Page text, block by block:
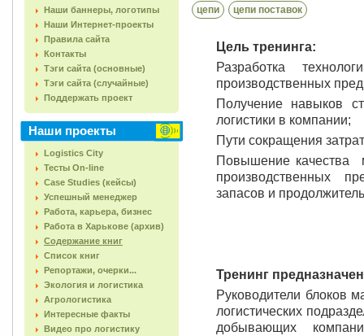
Наши баннеры, логотипы
Наши Интернет-проекты
Правила сайта
Контакты
Тэги сайта (основные)
Тэги сайта (случайные)
Поддержать проект
Наши проекты
Logistics City
Тесты On-line
Case Studies (кейсы)
Успешный менеджер
Работа, карьера, бизнес
Работа в Харькове (архив)
Содержание книг
Список книг
Репортажи, очерки...
Экология и логистика
Агрологистика
Интересные факты
Видео про логистику
цепи цепи поставок
Цель тренинга:
Разработка
производственных
Получение навыков
логистики в компании;
Пути сокращения
Повышение качества
производственных
запасов и
Тренинг
Руководители блоков
логистических
добывающих